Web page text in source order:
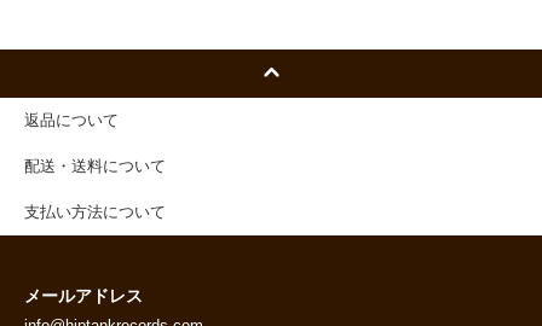
返品について
配送・送料について
支払い方法について
メールアドレス